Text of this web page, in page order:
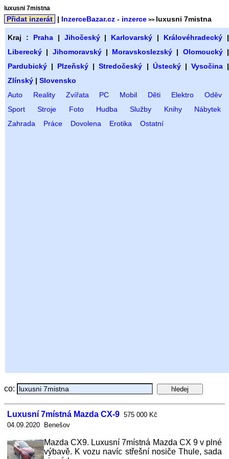
luxusni 7mistna
Přidat inzerát | InzerceBazar.cz - inzerce >> luxusni 7mistna
Kraj : Praha| Jihočeský| Karlovarský | Královéhradecký |
Liberecký | Jihomoravský| Moravskoslezský | Olomoucký|
Pardubický | Plzeňský |Stredočeský | Ústecký| Vysočina|
Zlínský | Slovensko
Auto
Reality Zvířata PC Mobil Děti Elektro
Oděv
Sport
Stroje Foto Hudba Služby Knihy
Nábytek
Zahrada
Práce Dovolena Erotika Ostatní
co:
Luxusní 7místná Mazda CX-9 575 000 Kč
04.09.2020 Benešov
Mazda CX9. Luxusní 7místná Mazda CX 9 v plné
výbavě. K vozu navíc střešní nosiče Thule, sada